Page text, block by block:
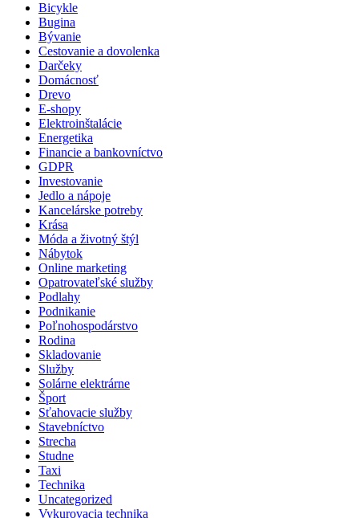
Bicykle
Bugina
Bývanie
Cestovanie a dovolenka
Darčeky
Domácnosť
Drevo
E-shopy
Elektroinštalácie
Energetika
Financie a bankovníctvo
GDPR
Investovanie
Jedlo a nápoje
Kancelárske potreby
Krása
Móda a životný štýl
Nábytok
Online marketing
Opatrovateľské služby
Podlahy
Podnikanie
Poľnohospodárstvo
Rodina
Skladovanie
Služby
Solárne elektrárne
Šport
Sťahovacie služby
Stavebníctvo
Strecha
Studne
Taxi
Technika
Uncategorized
Vykurovacia technika